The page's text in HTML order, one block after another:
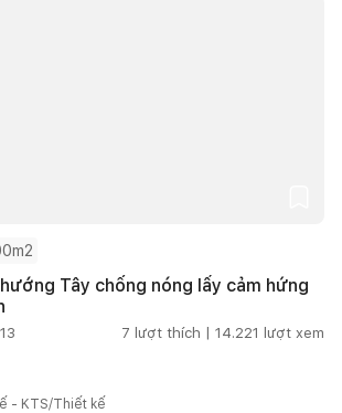
Tây chống nóng lấy cảm hứng
7 lượt thích | 14.221 lượt xem
- KTS/Thiết kế